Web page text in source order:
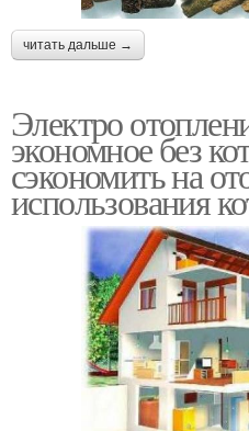
читать дальше →
Электро
экономное без
сэкономить на
использования